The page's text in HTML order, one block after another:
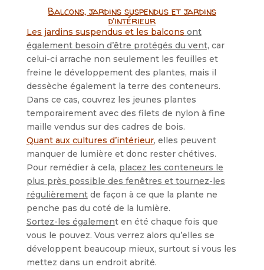
Balcons, jardins suspendus et jardins
d’intérieur
Les jardins suspendus et les balcons ont
également besoin d’être protégés du vent, car
celui-ci arrache non seulement les feuilles et
freine le développement des plantes, mais il
dessèche également la terre des conteneurs.
Dans ce cas, couvrez les jeunes plantes
temporairement avec des filets de nylon à fine
maille vendus sur des cadres de bois.
Quant aux cultures d’intérieur, elles peuvent
manquer de lumière et donc rester chétives.
Pour remédier à cela, placez les conteneurs le
plus près possible des fenêtres et tournez-les
régulièrementde façon à ce que la plante ne
penche pas du coté de la lumière.
Sortez-les également en été chaque fois que
vous le pouvez. Vous verrez alors qu’elles se
développent beaucoup mieux, surtout si vous les
mettez dans un endroit abrité.